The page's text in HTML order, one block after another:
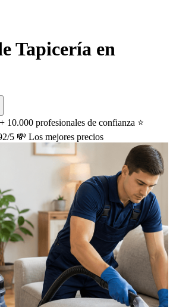
Tapicería en
10.000 profesionales de confianza ⭐️
5 💸 Los mejores precios